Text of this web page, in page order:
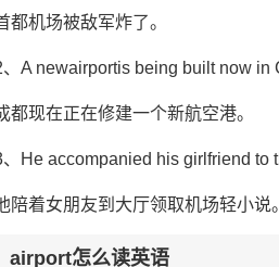
都机场被敌军炸了。
、A newairportis being built now in
都现在正在修建一个新航空港。
、He accompanied his girlfriend to
陪着女朋友到大厅领取机场轻小说。
airport怎么读英语